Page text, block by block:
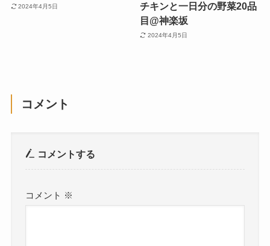
2024年4月5日
チキンと一日分の野菜20品
目@神楽坂
2024年4月5日
コメント
コメントする
コメント ※